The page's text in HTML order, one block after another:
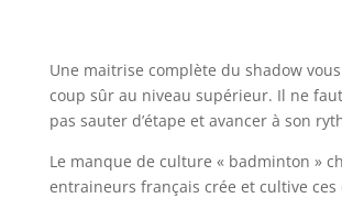
Une maitrise complète du shadow
coup sûr au niveau supérieur. Il ne
pas sauter d’étape et avancer à son
Le manque de culture « badminton »
entraineurs français crée et cultive ces